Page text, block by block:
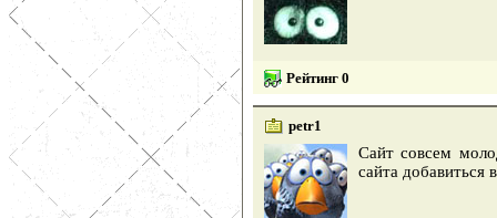
Рейтинг 0
petr1
Сайт совсем
сайта